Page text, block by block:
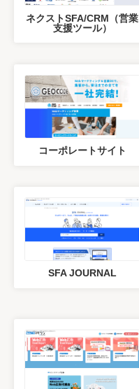
ネクストSFA/CRM（営業
支援ツール）
コーポレートサイト
SFA JOURNAL